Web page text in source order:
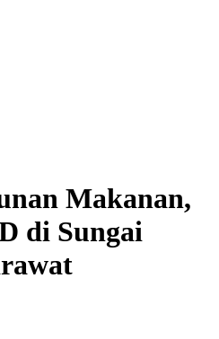
Makanan,
di Sungai